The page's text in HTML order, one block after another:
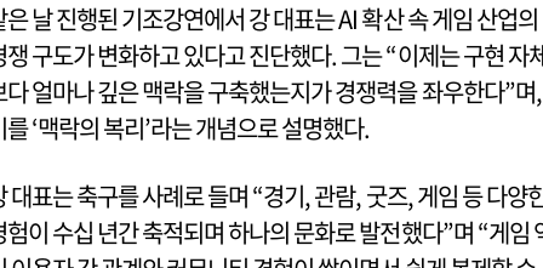
은 날 진행된 기조강연에서 강 대표는 AI 확산 속 게임 산업의
쟁 구도가 변화하고 있다고 진단했다. 그는 “이제는 구현 자
다 얼마나 깊은 맥락을 구축했는지가 경쟁력을 좌우한다”며,
‘맥락의 복리’라는 개념으로 설명했다.
대표는 축구를 사례로 들며 “경기, 관람, 굿즈, 게임 등 다양
험이 수십 년간 축적되며 하나의 문화로 발전했다”며 “게임